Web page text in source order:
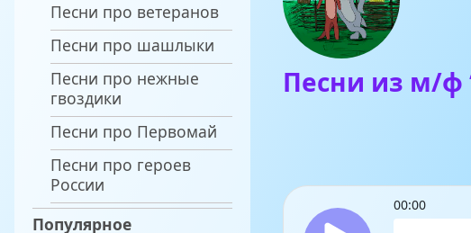
Песни про ветеранов
Песни про шашлыки
Песни про нежные
гвоздики
Песни про Первомай
Песни про героев
России
Популярное
Песни из м/ф
00:00